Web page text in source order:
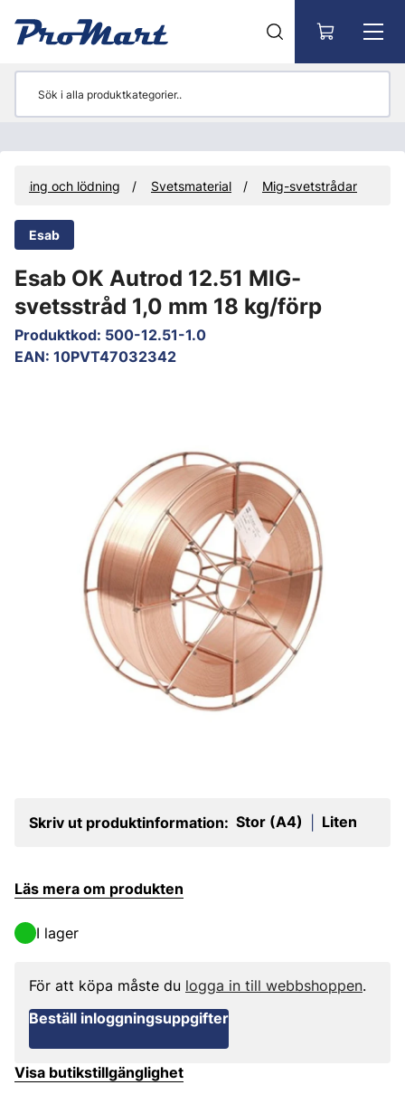
och lödning Svetsmaterial Mig-svetstrådar
Esab
Esab OK Autrod 12.51 MIG-
svetsstråd 1,0 mm 18 kg/förp
Produktkod: 500-12.51-1.0
EAN: 10PVT47032342
Skriv ut produktinformation: Stor (A4) Liten
Läs mera om produkten
I lager
För att köpa måste du logga in till webbshoppen.
Beställ inloggningsuppgifter
Visa butikstillgänglighet